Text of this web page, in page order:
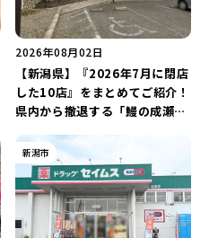
2026年08月02日
【新潟県】『2026年7月に閉店
した10店』をまとめてご紹介！
県内から撤退する「鰻の成瀬」
店」が営業に幕…。
新潟市